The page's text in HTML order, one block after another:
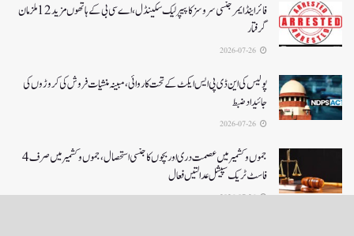
فائر اینڈ ایمرجنسی سروسز کا پیپر لیک سکینڈل،اے سی بی کے ہاتھوں مزید 12 ملزمان
گرفتار
پولیس کی این ڈی پی ایس ایکٹ کے تحت کاروائی، مبینہ منشیات فروش کی کروڑوں کی
جائیداد ضبط
جموں و کشمیر میں عصمت دری اور بچوں کا جنسی استحصال،جموں و کشمیر میں صرف 4
فاسٹ ٹریک سپیشل عدالتیں فعال
2026-07-26